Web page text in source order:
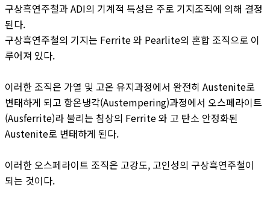
구상흑연주철과 ADI의 기계적 특성은 주로 기지조직에 의해 결정
된다.
구상흑연주철의 기지는 Ferrite 와 Pearlite의 혼합 조직으로 이
루어져 있다.
이러한 조직은 가열 및 고온 유지과정에서 완전히 Austenite로
변태하게 되고 항온냉각(Austempering)과정에서 오스페라이트
(Ausferrite)라 불리는 침상의 Ferrite 와 고 탄소 안정화된
Austenite로 변태하게 된다.
이러한 오스페라이트 조직은 고강도, 고인성의 구상흑연주철이
되는 것이다.